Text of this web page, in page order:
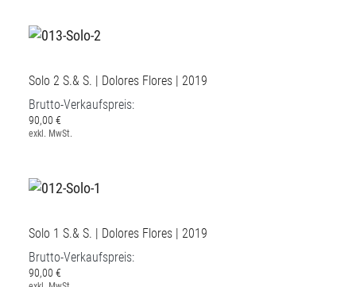
Solo 2 S.& S. | Dolores Flores | 2019
Brutto-Verkaufspreis:
90,00 €
exkl. MwSt.
Solo 1 S.& S. | Dolores Flores | 2019
Brutto-Verkaufspreis:
90,00 €